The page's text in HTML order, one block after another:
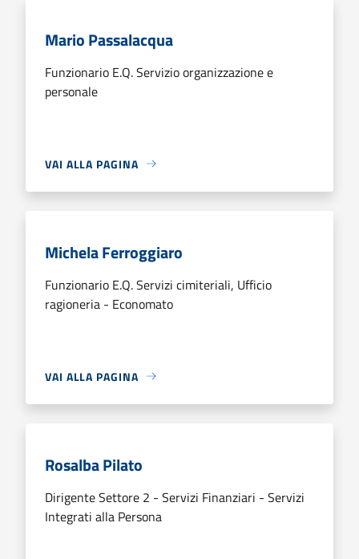
Mario Passalacqua
Funzionario E.Q. Servizio organizzazione e
personale
VAI ALLA PAGINA
Michela Ferroggiaro
Funzionario E.Q. Servizi cimiteriali, Ufficio
ragioneria - Economato
VAI ALLA PAGINA
Rosalba Pilato
Dirigente Settore 2 - Servizi Finanziari - Servizi
Integrati alla Persona